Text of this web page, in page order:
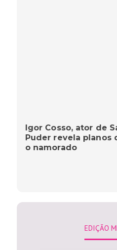
Igor Cosso, ator de
Puder revela planos
o namorado
EDIÇÃO